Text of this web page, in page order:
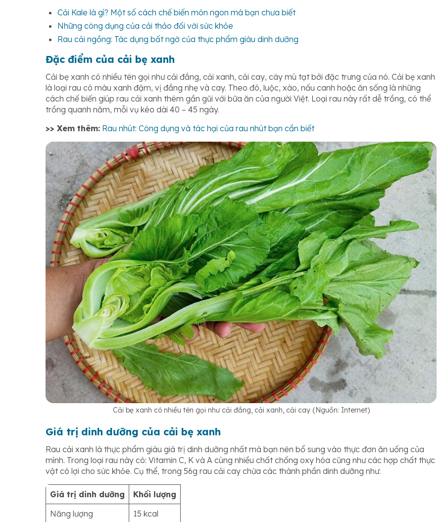
Cải Kale là gì? Một số cách chế biến món ngon mà bạn chưa biết
Những công dụng của cải thảo đối với sức khỏe
Rau cải ngồng: Tác dụng bất ngờ của thực phẩm giàu dinh dưỡng
Đặc điểm của cải bẹ xanh
Cải bẹ xanh có nhiều tên gọi như cải đắng, cải xanh, cải cay, cây mù tạt bởi đặc trưng của nó. Cải bẹ xanh
là loại rau có màu xanh đậm, vị đắng nhẹ và cay. Theo đó, luộc, xào, nấu canh hoặc ăn sống là những
cách chế biến giúp rau cải xanh thêm gần gũi với bữa ăn của người Việt. Loại rau này rất dễ trồng, có thể
trồng quanh năm, mỗi vụ kéo dài 40 – 45 ngày.
>> Xem thêm: Rau nhút: Công dụng và tác hại của rau nhút bạn cần biết
Cải bẹ xanh có nhiều tên gọi như cải đắng, cải xanh, cải cay (Nguồn: Internet)
Giá trị dinh dưỡng của cải bẹ xanh
Rau cải xanh là thực phẩm giàu giá trị dinh dưỡng nhất mà bạn nên bổ sung vào thực đơn ăn uống của
mình. Trong loại rau này có: Vitamin C, K và A cùng nhiều chất chống oxy hóa cũng như các hợp chất thực
vật có lợi cho sức khỏe. Cụ thể, trong 56g rau cải cay chứa các thành phần dinh dưỡng như:
Giá trị dinh dưỡng
Khối lượng
Năng lượng
15 kcal